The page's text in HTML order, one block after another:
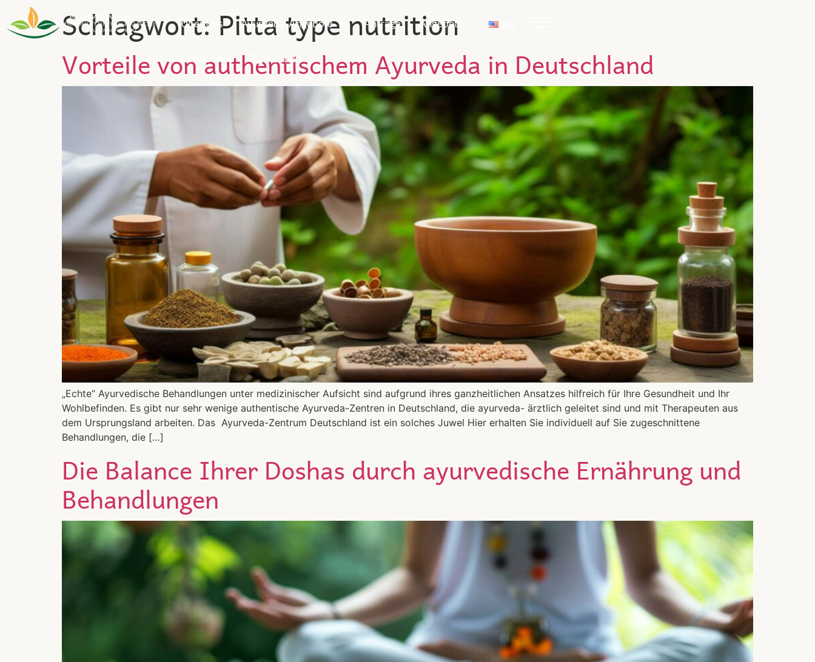
Über Uns Ayurveda-Angebote Anfrage Angebote
Online Shop Kontakt
Schlagwort: Pitta type nutrition
Vorteile von authentischem Ayurveda in Deutschland
„Echte“ Ayurvedische Behandlungen unter medizinischer Aufsicht sind aufgrund ihres ganzheitlichen Ansatzes hilfreich für Ihre Gesundheit und Ihr
Wohlbefinden. Es gibt nur sehr wenige authentische Ayurveda-Zentren in Deutschland, die ayurveda- ärztlich geleitet sind und mit Therapeuten aus
dem Ursprungsland arbeiten. Das Ayurveda-Zentrum Deutschland ist ein solches Juwel Hier erhalten Sie individuell auf Sie zugeschnittene
Behandlungen, die […]
Die Balance Ihrer Doshas durch ayurvedische Ernährung und
Behandlungen